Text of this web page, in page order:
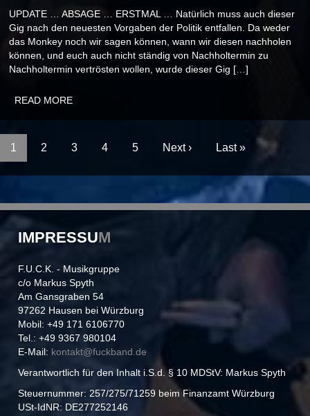
UPDATE … ABSAGE … ERSTMAL … Natürlich muss auch dieser
Gig nach den neuesten Vorgaben der Politik entfallen. Da weder
das Monkey noch wir sagen können, wann wir diesen nachholen
können, und euch auch nicht ständig von Nachholtermin zu
Nachholtermin vertrösten wollen, wurde dieser Gig […]
READ MORE
1 2 3 4 5 Next › Last »
IMPRESSUM
F.U.C.K. - Musikgruppe
c/o Markus Spyth
Am Gansgraben 54
97262 Hausen bei Würzburg
Mobil: +49 171 6106770
Tel.: +49 9367 980104
E-Mail: kontakt@fuckband.de
Verantwortlich für den Inhalt i.S.d. § 10 MDStV: Markus Spyth
Steuernummer: 257/275/71259 beim Finanzamt Würzburg
USt-IdNR: DE277252146